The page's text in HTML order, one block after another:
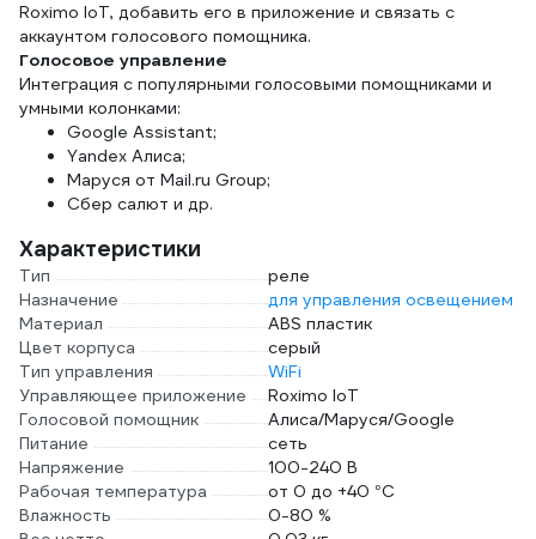
Roximo IoT, добавить его в приложение и связать с
аккаунтом голосового помощника.
Голосовое управление
Интеграция с популярными голосовыми помощниками и
умными колонками:
Google Assistant;
Yandex Алиса;
Маруся от Mail.ru Group;
Сбер салют и др.
Характеристики
Тип
реле
Назначение
для управления освещением
Материал
ABS пластик
Цвет корпуса
серый
Тип управления
WiFi
Управляющее приложение
Roximo IoT
Голосовой помощник
Алиса/Маруся/Google
Питание
сеть
Напряжение
100-240 В
Рабочая температура
от 0 до +40 °С
Влажность
0-80 %